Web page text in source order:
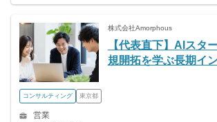
株式会社Amorphous
【代表直下】AIスタ
規開拓を学ぶ長期イ
コンサルティング 東京都
営業